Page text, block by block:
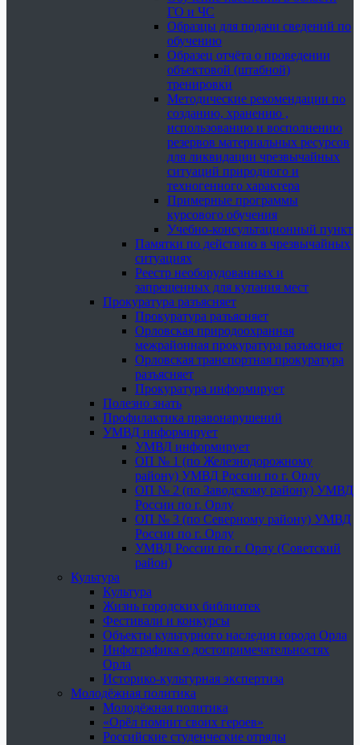
ГО и ЧС
Образцы для подачи сведений по
обучению
Образец отчёта о проведении
объектовой (штабной)
тренировки
Методические рекомендации по
созданию, хранению ,
использованию и восполнению
резервов материальных ресурсов
для ликвидации чрезвычайных
ситуаций природного и
техногенного характера
Примерные программы
курсового обучения
Учебно-консультационный пункт
Памятки по действию в чрезвычайных
ситуациях
Реестр необорудованных и
запрещенных для купания мест
Прокуратура разъясняет
Прокуратура разъясняет
Орловская природоохранная
межрайонная прокуратура разъясняет
Орловская транспортная прокуратура
разъясняет
Прокуратура информирует
Полезно знать
Профилактика правонарушений
УМВД информирует
УМВД информирует
ОП № 1 (по Железнодорожному
району) УМВД России по г. Орлу
ОП № 2 (по Заводскому району) УМВД
России по г. Орлу
ОП № 3 (по Северному району) УМВД
России по г. Орлу
УМВД России по г. Орлу (Советский
район)
Культура
Культура
Жизнь городских библиотек
Фестивали и конкурсы
Объекты культурного наследия города Орла
Инфографика о достопримечательностях
Орла
Историко-культурная экспертиза
Молодёжная политика
Молодёжная политика
«Орёл помнит своих героев»
Российские студенческие отряды